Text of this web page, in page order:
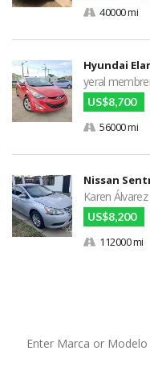
40000 mi
Hyundai
yeral
US$8,700
56000 mi
Nissan
Karen Álvarez
US$8,200
112000 mi